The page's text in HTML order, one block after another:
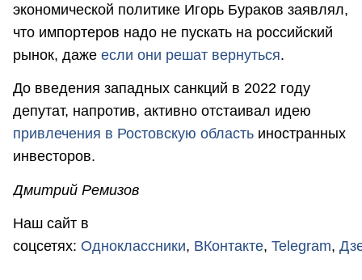
экономической политике Игорь Бураков заявлял,
что импортеров надо не пускать на российский
рынок, даже если они решат вернуться.
До введения западных санкций в 2022 году
депутат, напротив, активно отстаивал идею
привлечения в Ростовскую область иностранных
инвесторов.
Дмитрий Ремизов
Наш сайт в
соцсетях: Одноклассники, ВКонтакте, Telegram,